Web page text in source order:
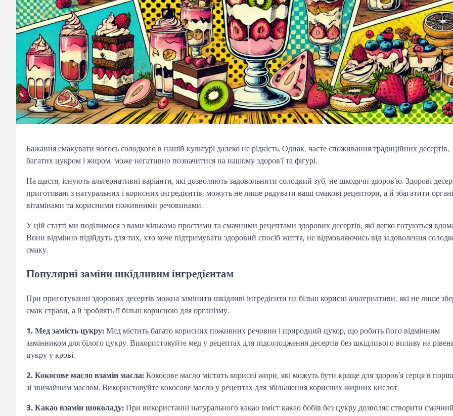
Бажання смакувати чогось солодкого в нашій культурі далеко не рідкість. Однак, часте споживання традиційних десертів,
багатих цукром і жиром, може негативно позначитися на нашому здоров’ї та фігурі.
На щастя, існують альтернативні варіанти, які дозволяють задовольнити солодкий зуб, не шкодячи здоров’ю. Здорові
приготовані з натуральних і корисних інгредієнтів, можуть не лише радувати ваші смакові рецептори, а й збагатити
вітамінами та корисними поживними речовинами.
У цій статті ми поділимося з вами кількома простими та смачними рецептами здорових десертів, які легко готуються
Вони відмінно підійдуть для тих, хто хоче підтримувати здоровий спосіб життя, не відмовляючись від задоволення
смаку.
Популярні заміни шкідливим інгредієнтам
При приготуванні здорових десертів можна замінити шкідливі інгредієнти на більш корисні альтернативи, які не лише
смак страви, а й зроблять її більш корисною для організму.
1. Мед замість цукру:Мед містить багато корисних поживних речовин і природний цукор, що робить його відмінним
замінником для білого цукру. Використовуйте мед у рецептах для підсолодження десертів без шкідливого впливу на
цукру у крові.
2. Кокосове масло взамін масла:Кокосове масло містить корисні жири, які можуть бути краще для здоров’я серця в
зі звичайним маслом. Використовуйте кокосове масло у рецептах для збільшення корисних жирних кислот.
3. Какао взамін шоколаду:При використанні натурального какао вміст какао бобів без цукру дозволяє створити смачний